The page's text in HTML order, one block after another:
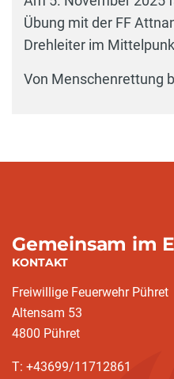
Übung mit der FF
Drehleiter im
Von Menschenrettung
Gemeinsam im
KONTAKT
Freiwillige Feuerwehr Pühret
Altensam 53
4800 Pühret
T: +43699/11712861